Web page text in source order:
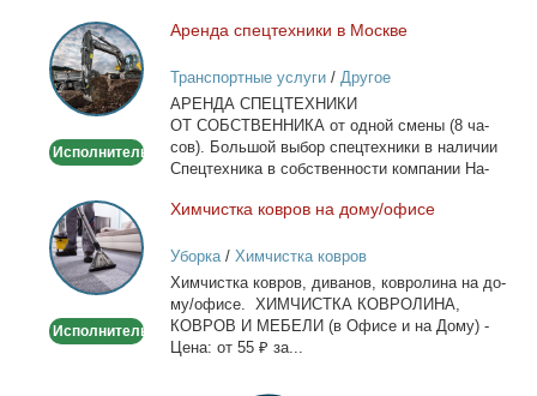
Аренда
спецтехники
в
Москве
Исполнитель
Арен­да спец­тех­ни­ки в Москве
Транспортные услуги/ Другое
АРЕНДА СПЕЦТЕХНИКИ
ОТ СОБСТВЕННИКА от од­ной сме­ны (8 ча­
сов). Боль­шой вы­бор спец­тех­ни­ки в на­ли­чии
Спец­тех­ни­ка в соб­ствен­но­сти ком­па­нии На­
Химчистка
ковров
на
дому/
Исполнитель
Хим­чист­ка ков­ров на до­му/офи­се
Уборка/ Химчистка ковров
Хим­чист­ка ков­ров, ди­ва­нов, ков­ро­ли­на на до­
му/офи­се. ХИМЧИСТКА КОВРОЛИНА,
КОВРОВ И МЕБЕЛИ (в Офи­се и на До­му) -
Це­на: от 55 ₽ за...